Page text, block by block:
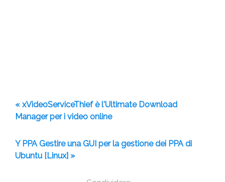
« xVideoServiceThief è l'Ultimate Download
Manager per i video online
Y PPA Gestire una GUI per la gestione dei PPA di
Ubuntu [Linux] »